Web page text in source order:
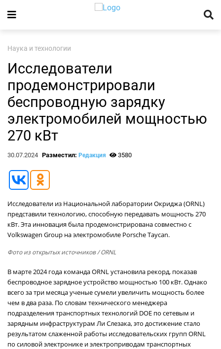
Наука и технологии
Исследователи
продемонстрировали
беспроводную зарядку
электромобилей мощностью
270 кВт
30.07.2024 Разместил: Редакция 3580
Исследователи из Национальной лаборатории Окриджа (ORNL)
представили технологию, способную передавать мощность 270
кВт. Эта инновация была продемонстрирована совместно с
Volkswagen Group на электромобиле Porsche Taycan.
Фото из открытых источников/ ORNL
В марте 2024 года команда ORNL установила рекорд, показав
беспроводное зарядное устройство мощностью 100 кВт. Однако
всего за три месяца ученые сумели увеличить мощность более
чем в два раза. По словам технического менеджера
подразделения транспортных технологий DOE по сетевым и
зарядным инфраструктурам Ли Слезака, это достижение стало
результатом слаженной работы исследовательских групп ORNL
по силовой электронике и электроприводам транспортных